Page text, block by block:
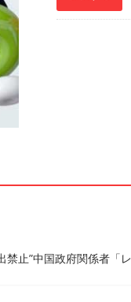
禁止”中国政府関係